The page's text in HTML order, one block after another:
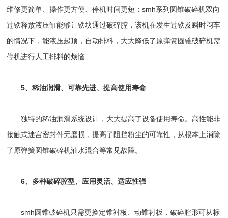
维修更简单、操作更方便、停机时间更短；smh系列圆锥破碎机双向
过铁释放液压缸能够让铁块通过破碎腔，该机在发生过铁及瞬时闷车
的情况下，能液压起顶，自动排料，大大降低了原弹簧圆锥破碎机需
停机进行人工排料的烦恼
5、稀油润滑、可靠先进、提高使用寿命
独特的稀油润滑系统设计，大大提高了设备使用寿命。高性能非
接触式迷宫密封件无磨损，提高了阻挡粉尘的可靠性，从根本上消除
了原弹簧圆锥破碎机油水混合等常见故障。
6、多种破碎腔型、应用灵活、适应性强
smh圆锥破碎机只需更换定锥衬板、动锥衬板，破碎腔形可从标